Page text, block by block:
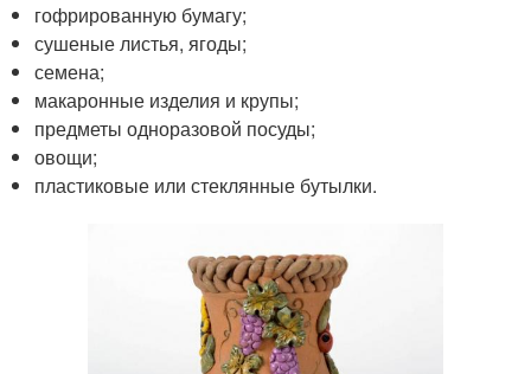
гофрированную бумагу;
сушеные листья, ягоды;
семена;
макаронные изделия и крупы;
предметы одноразовой посуды;
овощи;
пластиковые или стеклянные бутылки.